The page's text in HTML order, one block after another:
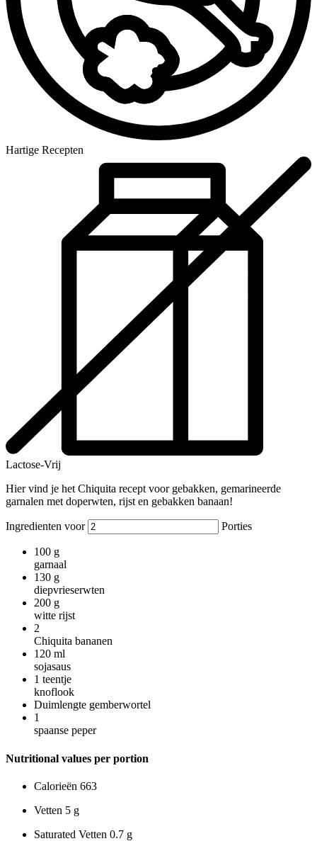
Hartige Recepten
Lactose-Vrij
Hier vind je het Chiquita recept voor gebakken, gemarineerde
garnalen met doperwten, rijst en gebakken banaan!
Ingredienten voor Porties
100 g
garnaal
130 g
diepvrieserwten
200 g
witte rijst
2
Chiquita bananen
120 ml
sojasaus
1 teentje
knoflook
Duimlengte gemberwortel
1
spaanse peper
Nutritional values per portion
Calorieën 663
Vetten 5 g
Saturated Vetten 0.7 g